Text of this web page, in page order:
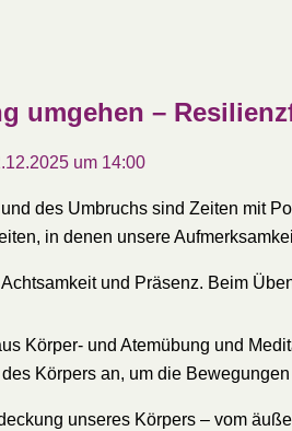
umgehen –
um 14:00
des Umbruchs sind Zeiten mit
in denen unsere
und Präsenz. Beim
Körper- und Atemübung und
Körpers an, um die
unseres Körpers – vom